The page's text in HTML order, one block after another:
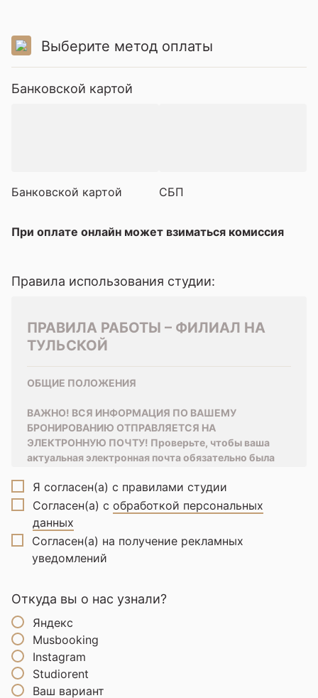
Выберите метод оплаты
Банковской картой
Банковской картой СБП
При оплате онлайн может взиматься комиссия
Правила использования студии:
ПРАВИЛА РАБОТЫ – ФИЛИАЛ НА
ТУЛЬСКОЙ
ОБЩИЕ ПОЛОЖЕНИЯ
ВАЖНО! ВСЯ ИНФОРМАЦИЯ ПО ВАШЕМУ
БРОНИРОВАНИЮ ОТПРАВЛЯЕТСЯ НА
ЭЛЕКТРОННУЮ ПОЧТУ! Проверьте, чтобы ваша
актуальная электронная почта обязательно была
не пришла информация о бронировании -
обязательно позвоните в поддержку
Студия на самообслуживании – без
администратора.
нужно ввести пароль на входной двери. Пароль
бронировал зал) на электронную почту. Заказчик
иначе, они не смогут попасть на территорию.
Зайдя в студию, посмотрите, чтобы за вами
закрылась дверь. Уходя из зала и студии
посмотрите, пожалуйста, чтобы за вами закрылась
дверь.
Я согласен(а) с правилами студии
Согласен(а) с обработкой персональных
данных
Согласен(а) на получение рекламных
уведомлений
Откуда вы о нас узнали?
Яндекс
Musbooking
Instagram
Studiorent
Ваш вариант